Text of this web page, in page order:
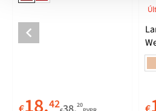
42 20